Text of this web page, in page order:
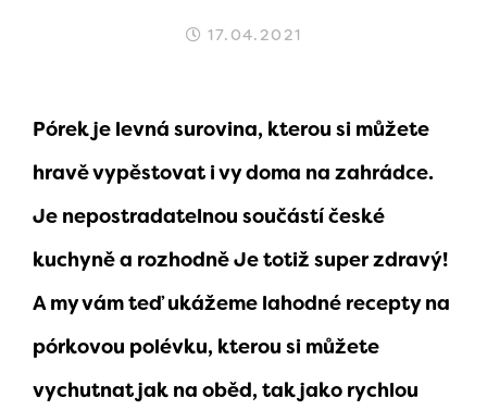
17.04.2021
Pórek je levná surovina, kterou si můžete
hravě vypěstovat i vy doma na zahrádce.
Je nepostradatelnou součástí české
kuchyně a rozhodně Je totiž super zdravý!
A my vám teď ukážeme lahodné recepty na
pórkovou polévku, kterou si můžete
vychutnat jak na oběd, tak jako rychlou